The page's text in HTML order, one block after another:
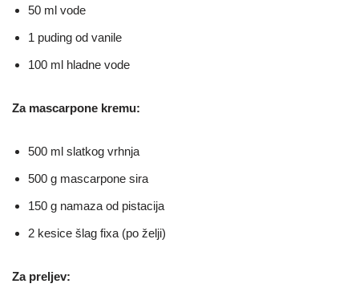
50 ml vode
1 puding od vanile
100 ml hladne vode
Za mascarpone kremu:
500 ml slatkog vrhnja
500 g mascarpone sira
150 g namaza od pistacija
2 kesice šlag fixa (po želji)
Za preljev: